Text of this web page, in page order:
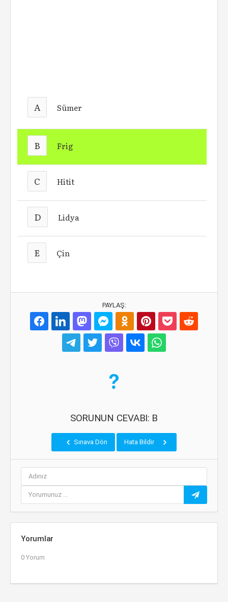
A Sümer
B Frig
C Hitit
D Lidya
E Çin
PAYLAŞ:
SORUNUN CEVABI: B
Sınava Dön Hata Bildir
Yorumlar
0 Yorum